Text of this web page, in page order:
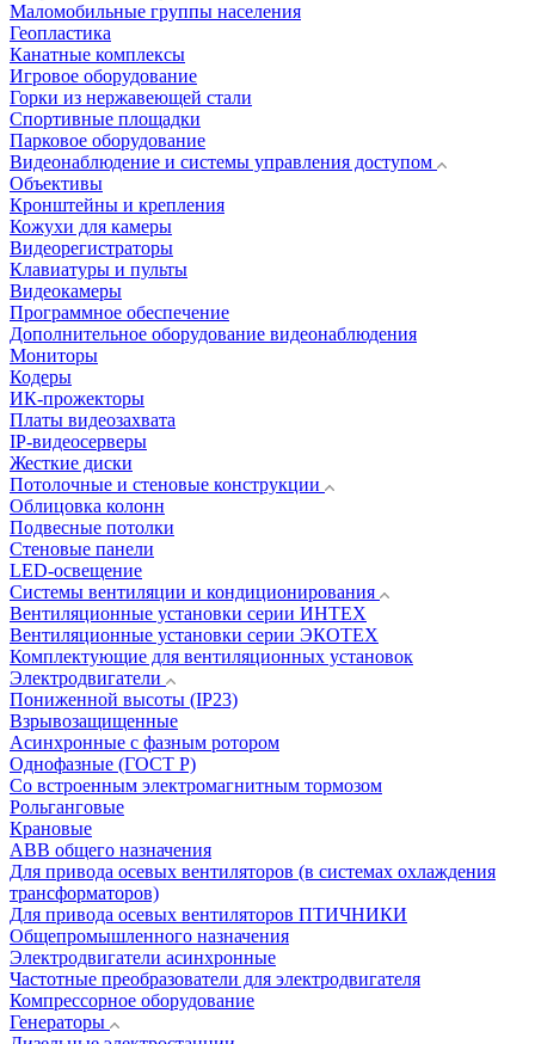
Маломобильные группы населения
Геопластика
Канатные комплексы
Игровое оборудование
Горки из нержавеющей стали
Спортивные площадки
Парковое оборудование
Видеонаблюдение и системы управления доступом
Объективы
Кронштейны и крепления
Кожухи для камеры
Видеорегистраторы
Клавиатуры и пульты
Видеокамеры
Программное обеспечение
Дополнительное оборудование видеонаблюдения
Мониторы
Кодеры
ИК-прожекторы
Платы видеозахвата
IP-видеосерверы
Жесткие диски
Потолочные и стеновые конструкции
Облицовка колонн
Подвесные потолки
Стеновые панели
LED-освещение
Системы вентиляции и кондиционирования
Вентиляционные установки серии ИНТЕХ
Вентиляционные установки серии ЭКОТЕХ
Комплектующие для вентиляционных установок
Электродвигатели
Пониженной высоты (IP23)
Взрывозащищенные
Асинхронные с фазным ротором
Однофазные (ГОСТ Р)
Со встроенным электромагнитным тормозом
Рольганговые
Крановые
АВВ общего назначения
Для привода осевых вентиляторов (в системах охлаждения
трансформаторов)
Для привода осевых вентиляторов ПТИЧНИКИ
Общепромышленного назначения
Электродвигатели асинхронные
Частотные преобразователи для электродвигателя
Компрессорное оборудование
Генераторы